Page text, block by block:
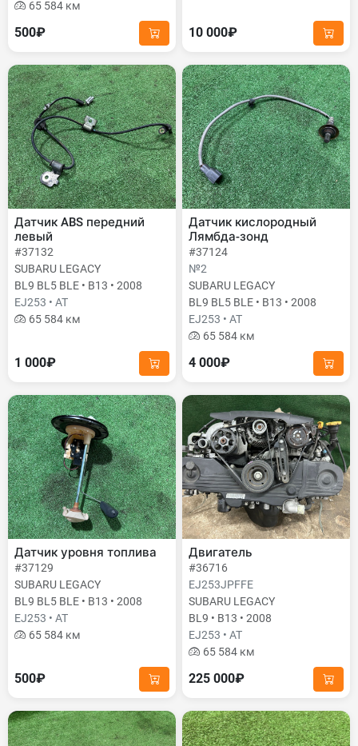
65 584 км
500₽ 10 000₽
Датчик ABS передний
левый
#37132
SUBARU LEGACY
BL9 BL5 BLE • B13 • 2008
EJ253 • AT
65 584 км
1 000₽
Датчик кислородный
Лямбда-зонд
#37124
№2
SUBARU LEGACY
BL9 BL5 BLE • B13 • 2008
EJ253 • AT
65 584 км
4 000₽
Датчик уровня топлива
#37129
SUBARU LEGACY
BL9 BL5 BLE • B13 • 2008
EJ253 • AT
65 584 км
500₽
Двигатель
#36716
EJ253JPFFE
SUBARU LEGACY
BL9 • B13 • 2008
EJ253 • AT
65 584 км
225 000₽